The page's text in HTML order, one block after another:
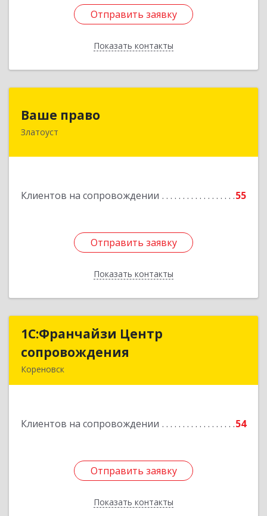
Отправить заявку
Показать контакты
Отправить заявку
Назад
Ваше право
Златоуст
Клиентов на сопровождении 55
Отправить заявку
Показать контакты
Отправить заявку
Назад
1С:Франчайзи Центр
сопровождения
Кореновск
Клиентов на сопровождении 54
Отправить заявку
Показать контакты
1С:Франчайзи Центр
Отправить заявку
Назад